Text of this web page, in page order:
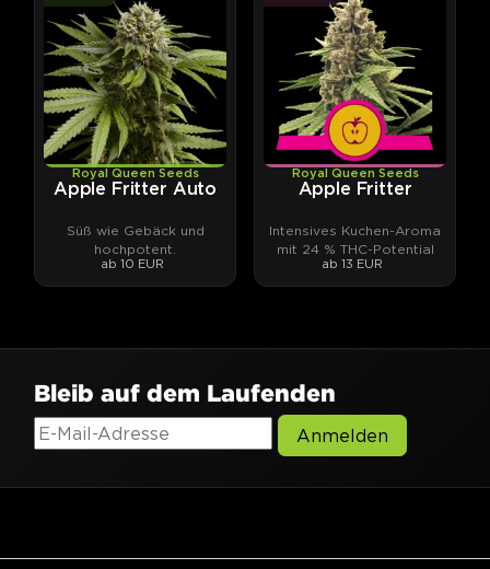
Royal Queen Seeds
Apple Fritter Auto
Süß wie Gebäck und
hochpotent.
ab 10 EUR
Royal Queen Seeds
Apple Fritter
Intensives Kuchen-Aroma
mit 24 % THC-Potential
ab 13 EUR
Bleib auf dem Laufenden
Anmelden